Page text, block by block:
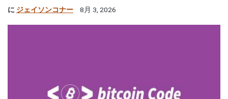
に ジェイソンコナー 8月 3, 2026